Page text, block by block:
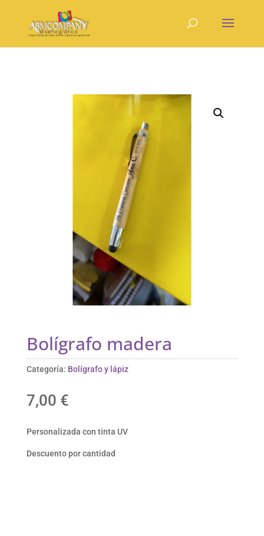
Bolígrafo madera
Categoría: Bolígrafo y lápiz
7,00 €
Personalizada con tinta UV
Descuento por cantidad